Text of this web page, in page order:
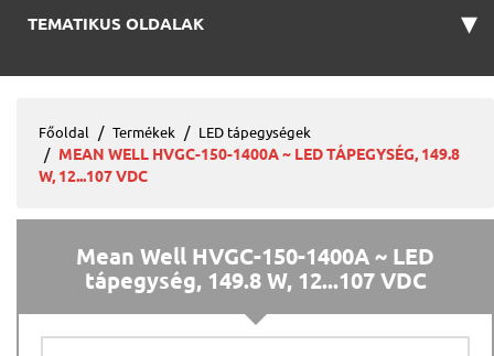
TEMATIKUS OLDALAK ▾
Főoldal Termékek LED tápegységek
MEAN WELL HVGC-150-1400A ~ LED TÁPEGYSÉG, 149.8
W, 12...107 VDC
Mean Well HVGC-150-1400A ~ LED
tápegység, 149.8 W, 12...107 VDC